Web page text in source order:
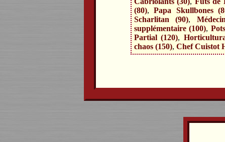
(80),Papa Skullbones
Scharlitan (90),
supplémentaire (100),
Partial (120),
chaos (150), Chef Cuistot